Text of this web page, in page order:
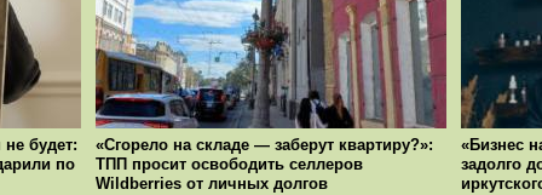
будет:
по
«Сгорело на складе — заберут квартиру?»:
ТПП просит освободить селлеров
Wildberries от личных долгов
«Бизнес
задолго